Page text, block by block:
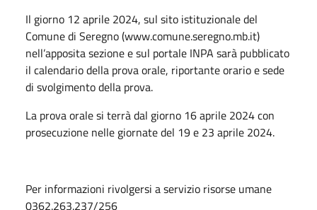
Il giorno 12 aprile 2024, sul sito istituzionale del
Comune di Seregno (www.comune.seregno.mb.it)
nell’apposita sezione e sul portale INPA sarà pubblicato
il calendario della prova orale, riportante orario e sede
di svolgimento della prova.
La prova orale si terrà dal giorno 16 aprile 2024 con
prosecuzione nelle giornate del 19 e 23 aprile 2024.
Per informazioni rivolgersi a servizio risorse umane
0362.263.237/256